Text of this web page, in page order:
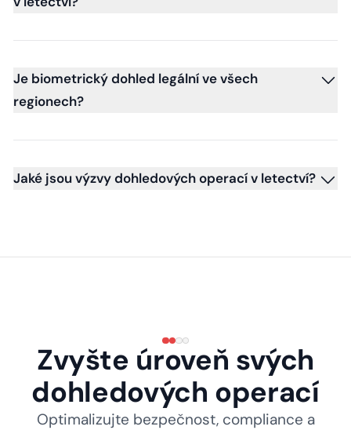
Je biometrický dohled legální ve všech
regionech?
Jaké jsou výzvy dohledových operací v letectví?
Zvyšte úroveň svých
dohledových operací
Optimalizujte bezpečnost, compliance a